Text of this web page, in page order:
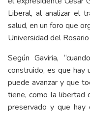
Liberal, al analizar el
salud, en un foro que
Universidad del
Según Gaviria,
construido, es que hay
puede avanzar y que
tiene, como la libertad
preservado y que